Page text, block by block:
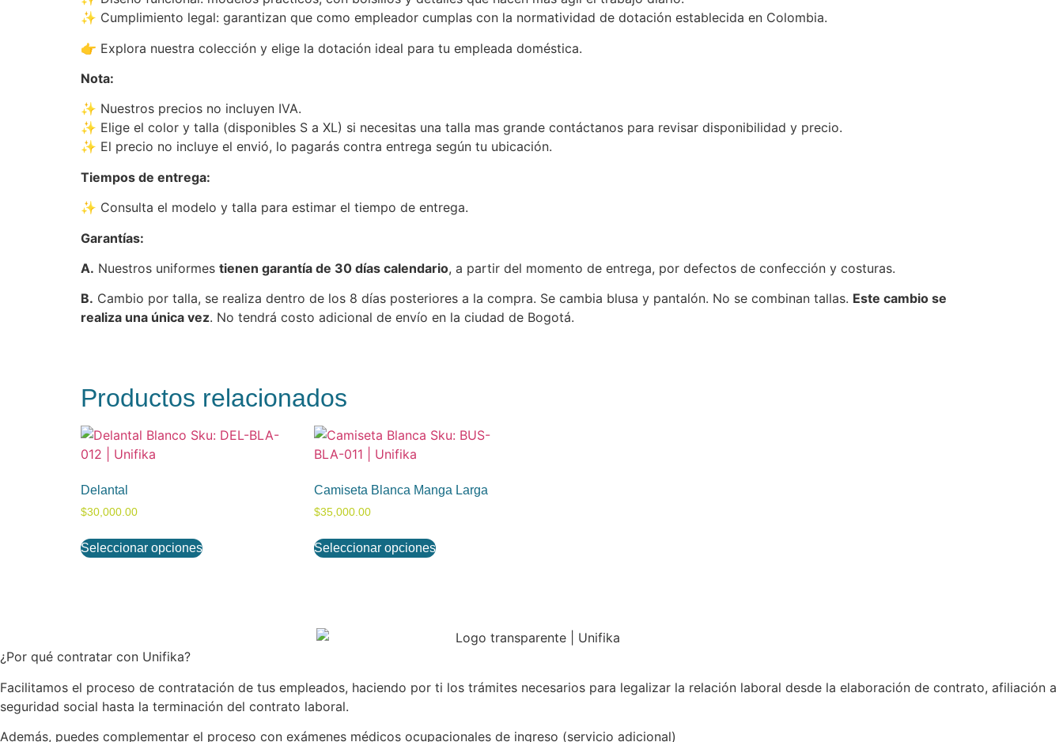
✨ Cumplimiento legal: garantizan que como empleador cumplas con la normatividad de dotación establecida en Colombia.
👉 Explora nuestra colección y elige la dotación ideal para tu empleada doméstica.
Nota:
✨ Nuestros precios no incluyen IVA.
✨ Elige el color y talla (disponibles S a XL) si necesitas una talla mas grande contáctanos para revisar disponibilidad y precio.
✨ El precio no incluye el envió, lo pagarás contra entrega según tu ubicación.
Tiempos de entrega:
✨ Consulta el modelo y talla para estimar el tiempo de entrega.
Garantías:
A. Nuestros uniformes tienen garantía de 30 días calendario, a partir del momento de entrega, por defectos de confección y costuras.
B. Cambio por talla, se realiza dentro de los 8 días posteriores a la compra. Se cambia blusa y pantalón. No se combinan tallas. Este cambio se
realiza una única vez. No tendrá costo adicional de envío en la ciudad de Bogotá.
Productos relacionados
Delantal
$30,000.00
Seleccionar opciones
Camiseta Blanca Manga Larga
$35,000.00
Seleccionar opciones
¿Por qué contratar con Unifika?
Facilitamos el proceso de contratación de tus empleados, haciendo por ti los trámites necesarios para legalizar la relación laboral desde la elaboración de contrato, afiliación a
seguridad social hasta la terminación del contrato laboral.
Además, puedes complementar el proceso con exámenes médicos ocupacionales de ingreso (servicio adicional)